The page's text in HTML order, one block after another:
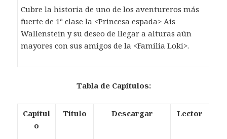
Cubre la historia de uno de los aventureros más
fuerte de 1ª clase la <Princesa espada> Ais
Wallenstein y su deseo de llegar a alturas aún
mayores con sus amigos de la <Familia Loki>.
Tabla de Capítulos:
Capítul
o
Título Descargar Lector